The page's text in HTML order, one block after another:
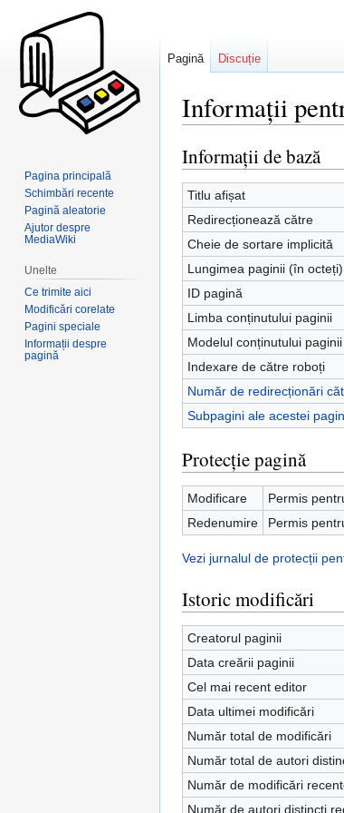
Informații
Sari
la
navigare
Sari
la
căutare
Informații de bază
Titlu afișat
Redirecționează către
Cheie de sortare implicită
Lungimea paginii (în octeți)
ID pagină
Limba conținutului paginii
Modelul conținutului paginii
Indexare de către roboți
Număr de redirecționări
Subpagini ale acestei
Protecție pagină
Modificare
Permis
Redenumire
Permis
Vezi jurnalul de protecții
Istoric modificări
Creatorul paginii
Data creării paginii
Cel mai recent editor
Data ultimei modificări
Număr total de modificări
Număr total de autori
Număr de modificări
Număr de autori distincți
Pagină Discuție
Pagina principală
Schimbări recente
Pagină aleatorie
Ajutor despre
MediaWiki
Unelte
Ce trimite aici
Modificări corelate
Pagini speciale
Informații despre
pagină